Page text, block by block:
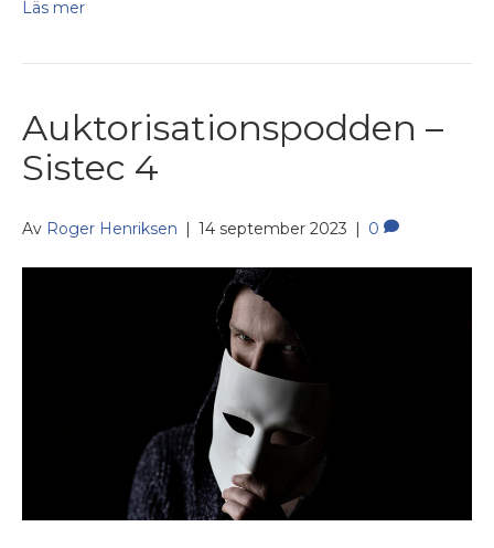
Läs mer
Auktorisationspodden –
Sistec 4
Av Roger Henriksen | 14 september 2023 | 0